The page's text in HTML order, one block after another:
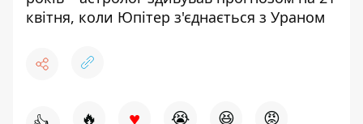
квітня, коли Юпітер з'єднається з Ураном
🔥 ♥ 😭 😆 😡